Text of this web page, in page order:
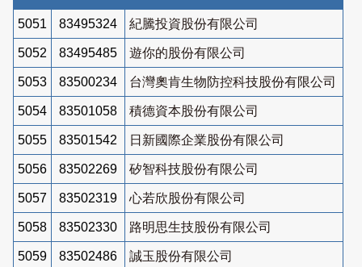
5051 83495324 紀騰投資股份有限公司
5052 83495485 遊你的股份有限公司
5053 83500234 台灣奧肯生物防控科技股份有限公司
5054 83501058 積德資本股份有限公司
5055 83501542 日新國際企業股份有限公司
5056 83502269 矽智科技股份有限公司
5057 83502319 心若欣股份有限公司
5058 83502330 路明思生技股份有限公司
5059 83502486 誠玉股份有限公司